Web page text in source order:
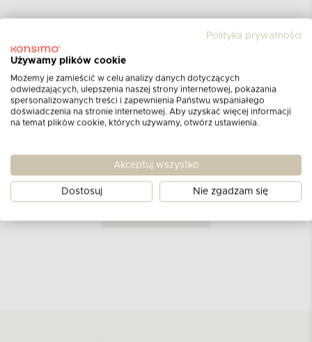
Opinie klientów
dla produktuNarzuta
szary/różowy
Aktualnie nie ma żadnych opinii.Może chcesz
napisać pierwszą?
Polityka prywatności
Używamy plików cookie
Możemy je zamieścić w celu analizy danych dotyczących
odwiedzających, ulepszenia naszej strony internetowej, pokazania
spersonalizowanych treści i zapewnienia Państwu wspaniałego
doświadczenia na stronie internetowej. Aby uzyskać więcej informacji
na temat plików cookie, których używamy, otwórz ustawienia.
Akceptuj wszystko
Dostosuj Nie zgadzam się